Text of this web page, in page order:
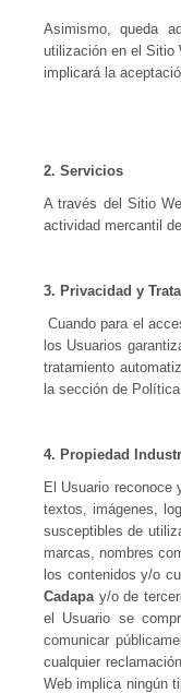
Asimismo, queda
utilización en el Sitio
implicará la
2. Servicios
A través del Sitio
actividad mercantil
3. Privacidad y
Cuando para el
los Usuarios
tratamiento
la sección de
4. Propiedad
El Usuario
textos, imágenes,
susceptibles de
marcas, nombres
los contenidos y/o
Cadapay/o de
el Usuario se
comunicar
cualquier
Web implica ningún